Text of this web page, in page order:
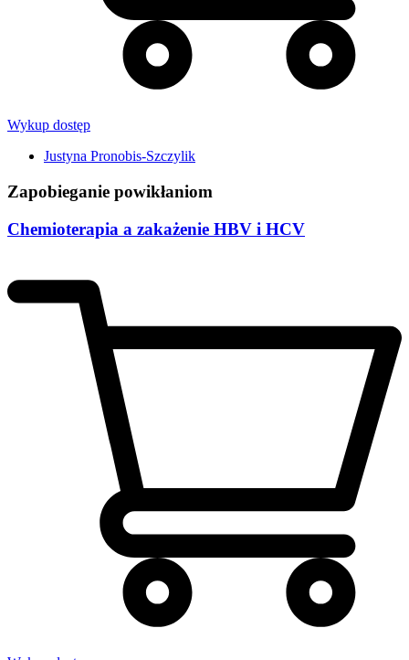
Wykup dostęp
Justyna Pronobis-Szczylik
Zapobieganie powikłaniom
Chemioterapia a zakażenie HBV i HCV